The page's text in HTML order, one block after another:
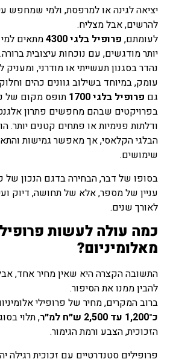
יציאה לגינה או למרפסת, ולמי שמחפש
להרשים, אבל מצליח.
לעומתם,פרופיל בלגי 4300
מתאים למי
יותר מודגשים, עם נוכחות עיצובית
נהדר בסגנון תעשייתי או מודרני, ומעניק
עומק, במיוחד בשילוב גוונים כהים
גםפרופיל בלגי 1700
תופס מקום של
בפרויקטים שבהם מחפשים פתרון אלגנטי
ודלתות פנימיות או פתחים קטנים יותר.
הבלגי הקלאסי, אך מאפשר גמישות והתאמה
שימושים.
בסופו של דבר, הבחירה בדגם הנכון של
עניין של מספר, אלא של תחושה, דיוק
לאורך שנים.
כמה עולה לעשות פרופיל
מאלומיניום?
התשובה הקצרה היא שאין מחיר אחד, אבל
להבין ממנו את הסיפור.
ברוב המקרים, מחיר של פרופילי אלומיניום
, תלוי בסוג
הזכוכית, הצבע ורמת הגימור.
פרופילים סטנדרטיים עם זכוכית רגילה